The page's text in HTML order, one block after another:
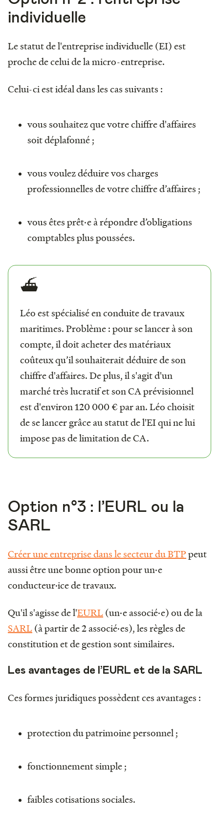
individuelle
Le statut de l'entreprise individuelle (EI) est
proche de celui de la micro-entreprise.
Celui-ci est idéal dans les cas suivants :
vous souhaitez que votre chiffre d'affaires
soit déplafonné ;
vous voulez déduire vos charges
professionnelles de votre chiffre d’affaires ;
vous êtes prêt·e à répondre d’obligations
comptables plus poussées.
⛴️
Léo est spécialisé en conduite de travaux
maritimes. Problème : pour se lancer à son
compte, il doit acheter des matériaux
coûteux qu’il souhaiterait déduire de son
chiffre d'affaires. De plus, il s'agit d'un
marché très lucratif et son CA prévisionnel
est d'environ 120 000 € par an. Léo choisit
de se lancer grâce au statut de l'EI qui ne lui
impose pas de limitation de CA.
Option n°3 : l’EURL ou la
SARL
Créer une entreprise dans le secteur du BTPpeut
aussi être une bonne option pour un·e
conducteur·ice de travaux.
Qu'il s'agisse de l'EURL(un·e associé·e) ou de la
SARL(à partir de 2 associé·es), les règles de
constitution et de gestion sont similaires.
Les avantages de l’EURL et de la SARL
Ces formes juridiques possèdent ces avantages :
protection du patrimoine personnel ;
fonctionnement simple ;
faibles cotisations sociales.